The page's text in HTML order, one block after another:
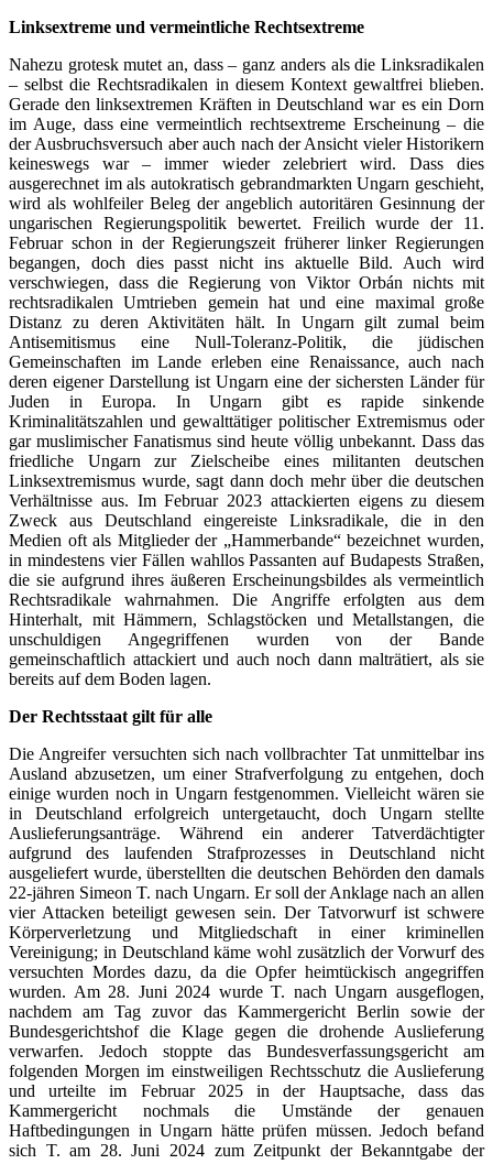
Linksextreme und vermeintliche Rechtsextreme
Nahezu grotesk mutet an, dass – ganz anders als die Linksradikalen
– selbst die Rechtsradikalen in diesem Kontext gewaltfrei blieben.
Gerade den linksextremen Kräften in Deutschland war es ein Dorn
im Auge, dass eine vermeintlich rechtsextreme Erscheinung – die
der Ausbruchsversuch aber auch nach der Ansicht vieler Historikern
keineswegs war – immer wieder zelebriert wird. Dass dies
ausgerechnet im als autokratisch gebrandmarkten Ungarn geschieht,
wird als wohlfeiler Beleg der angeblich autoritären Gesinnung der
ungarischen Regierungspolitik bewertet. Freilich wurde der 11.
Februar schon in der Regierungszeit früherer linker Regierungen
begangen, doch dies passt nicht ins aktuelle Bild. Auch wird
verschwiegen, dass die Regierung von Viktor Orbán nichts mit
rechtsradikalen Umtrieben gemein hat und eine maximal große
Distanz zu deren Aktivitäten hält. In Ungarn gilt zumal beim
Antisemitismus eine Null-Toleranz-Politik, die jüdischen
Gemeinschaften im Lande erleben eine Renaissance, auch nach
deren eigener Darstellung ist Ungarn eine der sichersten Länder für
Juden in Europa. In Ungarn gibt es rapide sinkende
Kriminalitätszahlen und gewalttätiger politischer Extremismus oder
gar muslimischer Fanatismus sind heute völlig unbekannt. Dass das
friedliche Ungarn zur Zielscheibe eines militanten deutschen
Linksextremismus wurde, sagt dann doch mehr über die deutschen
Verhältnisse aus. Im Februar 2023 attackierten eigens zu diesem
Zweck aus Deutschland eingereiste Linksradikale, die in den
Medien oft als Mitglieder der „Hammerbande“ bezeichnet wurden,
in mindestens vier Fällen wahllos Passanten auf Budapests Straßen,
die sie aufgrund ihres äußeren Erscheinungsbildes als vermeintlich
Rechtsradikale wahrnahmen. Die Angriffe erfolgten aus dem
Hinterhalt, mit Hämmern, Schlagstöcken und Metallstangen, die
unschuldigen Angegriffenen wurden von der Bande
gemeinschaftlich attackiert und auch noch dann malträtiert, als sie
bereits auf dem Boden lagen.
Der Rechtsstaat gilt für alle
Die Angreifer versuchten sich nach vollbrachter Tat unmittelbar ins
Ausland abzusetzen, um einer Strafverfolgung zu entgehen, doch
einige wurden noch in Ungarn festgenommen. Vielleicht wären sie
in Deutschland erfolgreich untergetaucht, doch Ungarn stellte
Auslieferungsanträge. Während ein anderer Tatverdächtigter
aufgrund des laufenden Strafprozesses in Deutschland nicht
ausgeliefert wurde, überstellten die deutschen Behörden den damals
22-jähren Simeon T. nach Ungarn. Er soll der Anklage nach an allen
vier Attacken beteiligt gewesen sein. Der Tatvorwurf ist schwere
Körperverletzung und Mitgliedschaft in einer kriminellen
Vereinigung; in Deutschland käme wohl zusätzlich der Vorwurf des
versuchten Mordes dazu, da die Opfer heimtückisch angegriffen
wurden. Am 28. Juni 2024 wurde T. nach Ungarn ausgeflogen,
nachdem am Tag zuvor das Kammergericht Berlin sowie der
Bundesgerichtshof die Klage gegen die drohende Auslieferung
verwarfen. Jedoch stoppte das Bundesverfassungsgericht am
folgenden Morgen im einstweiligen Rechtsschutz die Auslieferung
und urteilte im Februar 2025 in der Hauptsache, dass das
Kammergericht nochmals die Umstände der genauen
Haftbedingungen in Ungarn hätte prüfen müssen. Jedoch befand
sich T. am 28. Juni 2024 zum Zeitpunkt der Bekanntgabe der